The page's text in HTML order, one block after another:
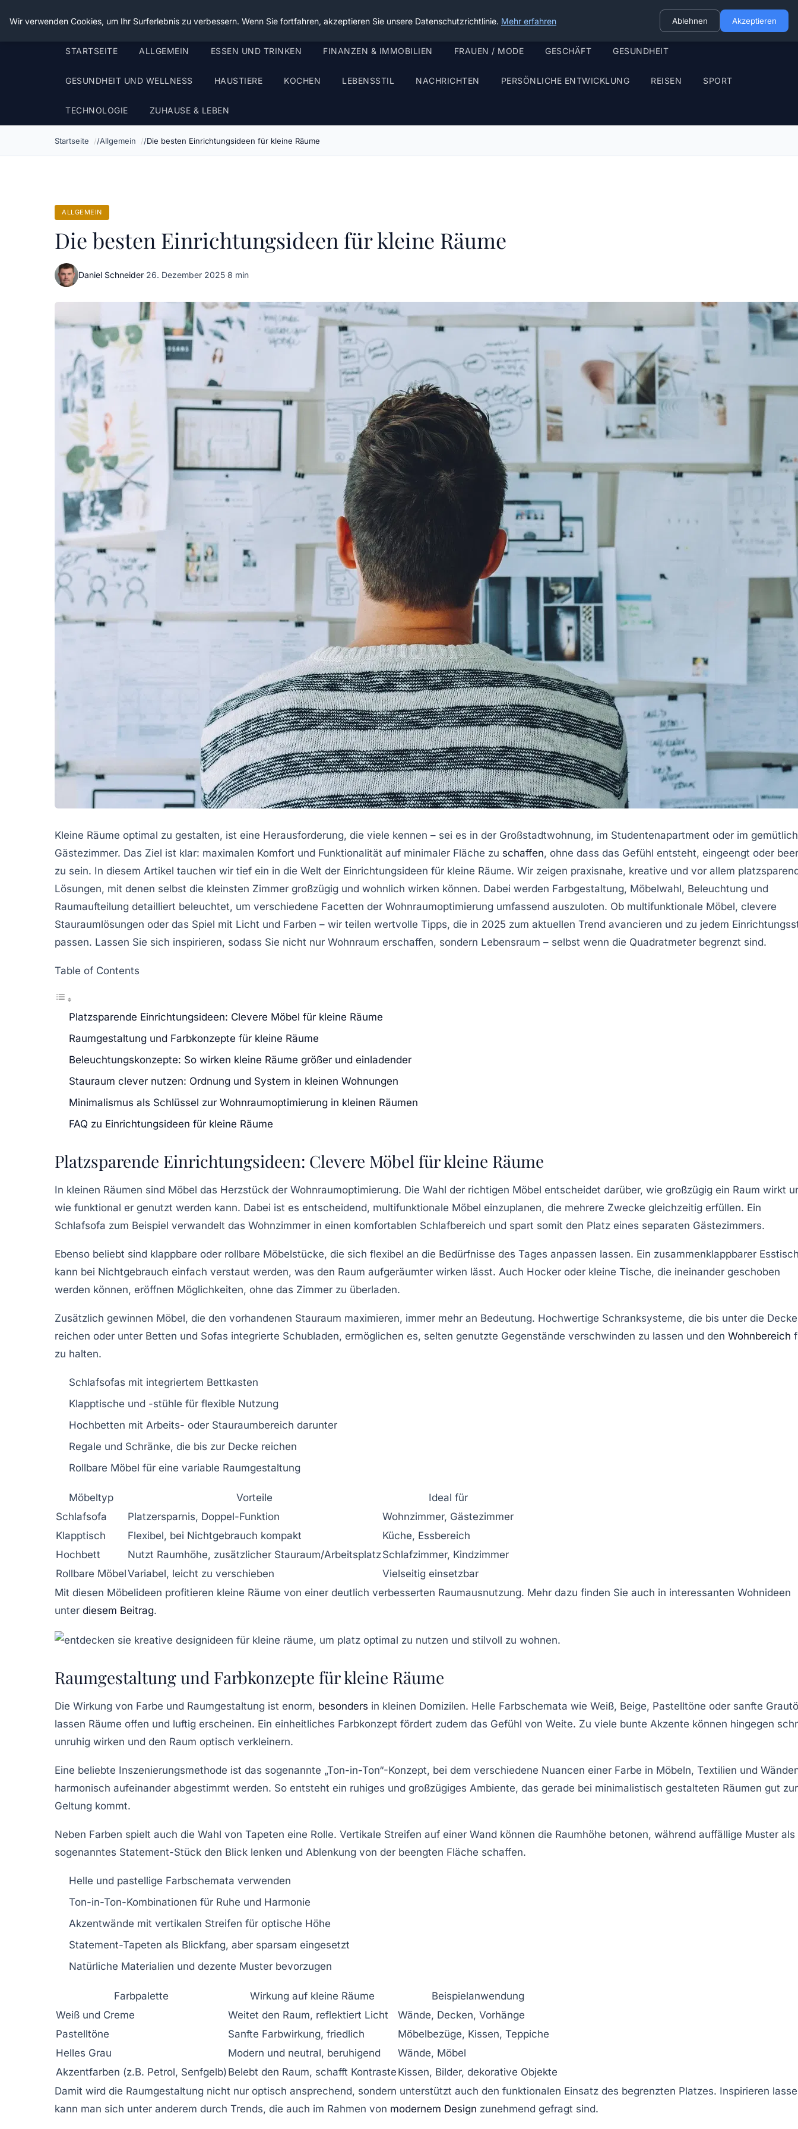
Die Schnitter
STARTSEITE ALLGEMEIN ESSEN UND TRINKEN FINANZEN & IMMOBILIEN FRAUEN / MODE GESCHÄFT GESUNDHEIT
GESUNDHEIT UND WELLNESS HAUSTIERE KOCHEN LEBENSSTIL NACHRICHTEN PERSÖNLICHE ENTWICKLUNG REISEN SPORT
TECHNOLOGIE ZUHAUSE & LEBEN
Startseite Allgemein Die besten Einrichtungsideen für kleine Räume
ALLGEMEIN
Die besten Einrichtungsideen für kleine Räume
Daniel Schneider·26. Dezember 2025·8 min
Kleine Räume optimal zu gestalten, ist eine Herausforderung, die viele kennen – sei es in der Großstadtwohnung, im Studentenapartment oder im
Gästezimmer. Das Ziel ist klar: maximalen Komfort und Funktionalität auf minimaler Fläche zu schaffen, ohne dass das Gefühl entsteht, eingeengt oder
zu sein. In diesem Artikel tauchen wir tief ein in die Welt der Einrichtungsideen für kleine Räume. Wir zeigen praxisnahe, kreative und vor allem
Lösungen, mit denen selbst die kleinsten Zimmer großzügig und wohnlich wirken können. Dabei werden Farbgestaltung, Möbelwahl, Beleuchtung und
Raumaufteilung detailliert beleuchtet, um verschiedene Facetten der Wohnraumoptimierung umfassend auszuloten. Ob multifunktionale Möbel, clevere
Stauraumlösungen oder das Spiel mit Licht und Farben – wir teilen wertvolle Tipps, die in 2025 zum aktuellen Trend avancieren und zu jedem
passen. Lassen Sie sich inspirieren, sodass Sie nicht nur Wohnraum erschaffen, sondern Lebensraum – selbst wenn die Quadratmeter begrenzt sind.
Table of Contents
Platzsparende Einrichtungsideen: Clevere Möbel für kleine Räume
Raumgestaltung und Farbkonzepte für kleine Räume
Beleuchtungskonzepte: So wirken kleine Räume größer und einladender
Stauraum clever nutzen: Ordnung und System in kleinen Wohnungen
Minimalismus als Schlüssel zur Wohnraumoptimierung in kleinen Räumen
FAQ zu Einrichtungsideen für kleine Räume
Platzsparende Einrichtungsideen: Clevere Möbel für kleine Räume
In kleinen Räumen sind Möbel das Herzstück der Wohnraumoptimierung. Die Wahl der richtigen Möbel entscheidet darüber, wie großzügig ein Raum wirkt
wie funktional er genutzt werden kann. Dabei ist es entscheidend, multifunktionale Möbel einzuplanen, die mehrere Zwecke gleichzeitig erfüllen. Ein
Schlafsofa zum Beispiel verwandelt das Wohnzimmer in einen komfortablen Schlafbereich und spart somit den Platz eines separaten Gästezimmers.
Ebenso beliebt sind klappbare oder rollbare Möbelstücke, die sich flexibel an die Bedürfnisse des Tages anpassen lassen. Ein zusammenklappbarer
kann bei Nichtgebrauch einfach verstaut werden, was den Raum aufgeräumter wirken lässt. Auch Hocker oder kleine Tische, die ineinander geschoben
werden können, eröffnen Möglichkeiten, ohne das Zimmer zu überladen.
Zusätzlich gewinnen Möbel, die den vorhandenen Stauraum maximieren, immer mehr an Bedeutung. Hochwertige Schranksysteme, die bis unter die Decke
reichen oder unter Betten und Sofas integrierte Schubladen, ermöglichen es, selten genutzte Gegenstände verschwinden zu lassen und den Wohnbereich
zu halten.
Schlafsofas mit integriertem Bettkasten
Klapptische und -stühle für flexible Nutzung
Hochbetten mit Arbeits- oder Stauraumbereich darunter
Regale und Schränke, die bis zur Decke reichen
Rollbare Möbel für eine variable Raumgestaltung
Möbeltyp Vorteile
Ideal für
Schlafsofa
Platzersparnis, Doppel-Funktion
Wohnzimmer, Gästezimmer
Klapptisch
Flexibel, bei Nichtgebrauch kompakt
Küche, Essbereich
Hochbett
Nutzt Raumhöhe, zusätzlicher Stauraum/ArbeitsplatzSchlafzimmer, Kindzimmer
Rollbare MöbelVariabel, leicht zu verschieben
Vielseitig einsetzbar
Mit diesen Möbelideen profitieren kleine Räume von einer deutlich verbesserten Raumausnutzung. Mehr dazu finden Sie auch in interessanten Wohnideen
unter diesem Beitrag.
Raumgestaltung und Farbkonzepte für kleine Räume
Die Wirkung von Farbe und Raumgestaltung ist enorm, besonders in kleinen Domizilen. Helle Farbschemata wie Weiß, Beige, Pastelltöne oder sanfte
lassen Räume offen und luftig erscheinen. Ein einheitliches Farbkonzept fördert zudem das Gefühl von Weite. Zu viele bunte Akzente können hingegen
unruhig wirken und den Raum optisch verkleinern.
Eine beliebte Inszenierungsmethode ist das sogenannte „Ton-in-Ton“-Konzept, bei dem verschiedene Nuancen einer Farbe in Möbeln, Textilien und
harmonisch aufeinander abgestimmt werden. So entsteht ein ruhiges und großzügiges Ambiente, das gerade bei minimalistisch gestalteten Räumen gut zur
Geltung kommt.
Neben Farben spielt auch die Wahl von Tapeten eine Rolle. Vertikale Streifen auf einer Wand können die Raumhöhe betonen, während auffällige Muster als
sogenanntes Statement-Stück den Blick lenken und Ablenkung von der beengten Fläche schaffen.
Helle und pastellige Farbschemata verwenden
Ton-in-Ton-Kombinationen für Ruhe und Harmonie
Akzentwände mit vertikalen Streifen für optische Höhe
Statement-Tapeten als Blickfang, aber sparsam eingesetzt
Natürliche Materialien und dezente Muster bevorzugen
Farbpalette Wirkung auf kleine Räume
Beispielanwendung
Weiß und Creme
Weitet den Raum, reflektiert Licht
Wände, Decken, Vorhänge
Pastelltöne
Sanfte Farbwirkung, friedlich
Möbelbezüge, Kissen, Teppiche
Helles Grau
Modern und neutral, beruhigend
Wände, Möbel
Akzentfarben (z.B. Petrol, Senfgelb) Belebt den Raum, schafft Kontraste Kissen, Bilder, dekorative Objekte
Damit wird die Raumgestaltung nicht nur optisch ansprechend, sondern unterstützt auch den funktionalen Einsatz des begrenzten Platzes. Inspirieren
kann man sich unter anderem durch Trends, die auch im Rahmen von modernem Design zunehmend gefragt sind.
Wir verwenden Cookies, um Ihr Surferlebnis zu verbessern. Wenn Sie fortfahren, akzeptieren Sie unsere Datenschutzrichtlinie. Mehr erfahren Ablehnen Akzeptieren